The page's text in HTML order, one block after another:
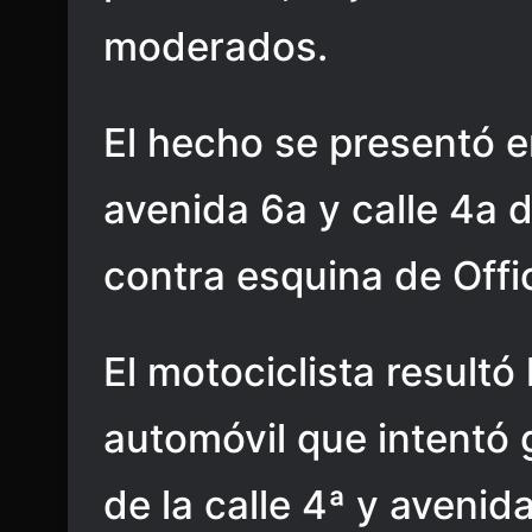
moderados.
El hecho se presentó
avenida 6a y calle 4a
contra esquina de
El motociclista
automóvil que intentó
de la calle 4ª y